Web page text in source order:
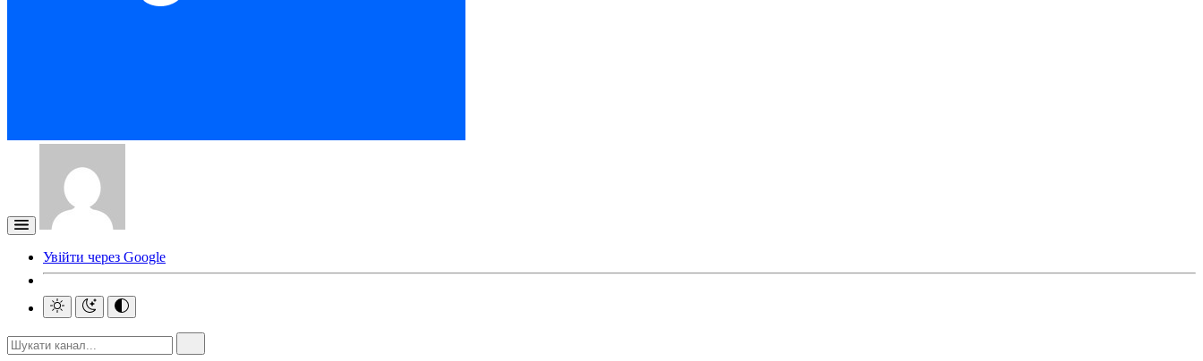
Увійти через Google